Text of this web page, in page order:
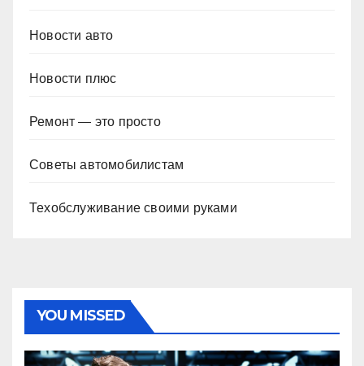
Новости авто
Новости плюс
Ремонт — это просто
Советы автомобилистам
Техобслуживание своими руками
YOU MISSED